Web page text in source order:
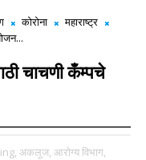
कोरोना
महाराष्ट्र
चाचणी कँम्पचे
अकलूज, आरोग्य विभाग,